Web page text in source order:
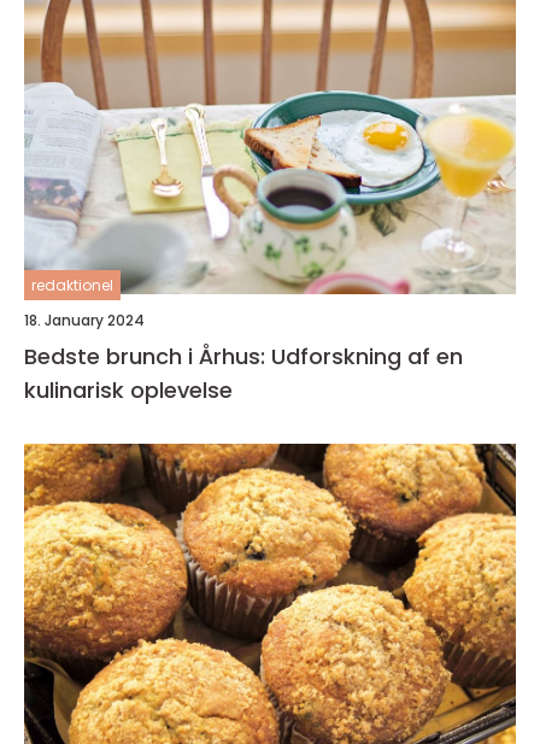
redaktionel
18. January 2024
Bedste brunch i Århus: Udforskning af en
kulinarisk oplevelse